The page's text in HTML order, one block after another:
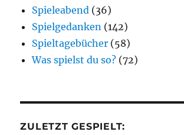
Spieleabend (36)
Spielgedanken (142)
Spieltagebücher (58)
Was spielst du so? (72)
ZULETZT GESPIELT: